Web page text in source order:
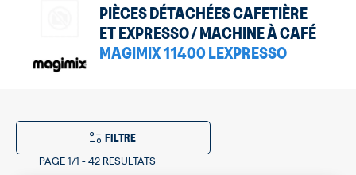
PIÈCES DÉTACHÉES CAFETIÈRE
ET EXPRESSO / MACHINE À CAFÉ
MAGIMIX 11400 LEXPRESSO
FILTRE
PAGE 1/1 -42 RESULTATS